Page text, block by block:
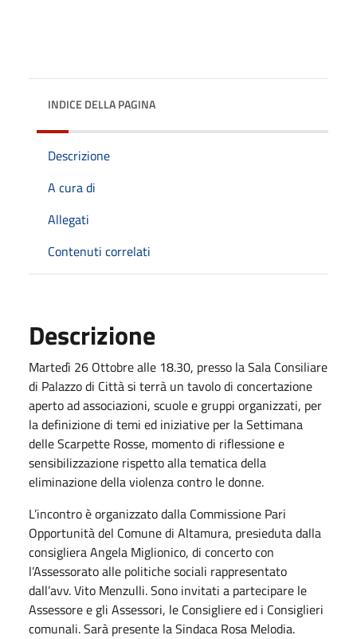
INDICE DELLA PAGINA
Descrizione
A cura di
Allegati
Contenuti correlati
Descrizione
Martedì 26 Ottobre alle 18.30, presso la Sala Consiliare
di Palazzo di Città si terrà un tavolo di concertazione
aperto ad associazioni, scuole e gruppi organizzati, per
la definizione di temi ed iniziative per la Settimana
delle Scarpette Rosse, momento di riflessione e
sensibilizzazione rispetto alla tematica della
eliminazione della violenza contro le donne.
L’incontro è organizzato dalla Commissione Pari
Opportunità del Comune di Altamura, presieduta dalla
consigliera Angela Miglionico, di concerto con
l’Assessorato alle politiche sociali rappresentato
dall’avv. Vito Menzulli. Sono invitati a partecipare le
Assessore e gli Assessori, le Consigliere ed i Consiglieri
comunali. Sarà presente la Sindaca Rosa Melodia.